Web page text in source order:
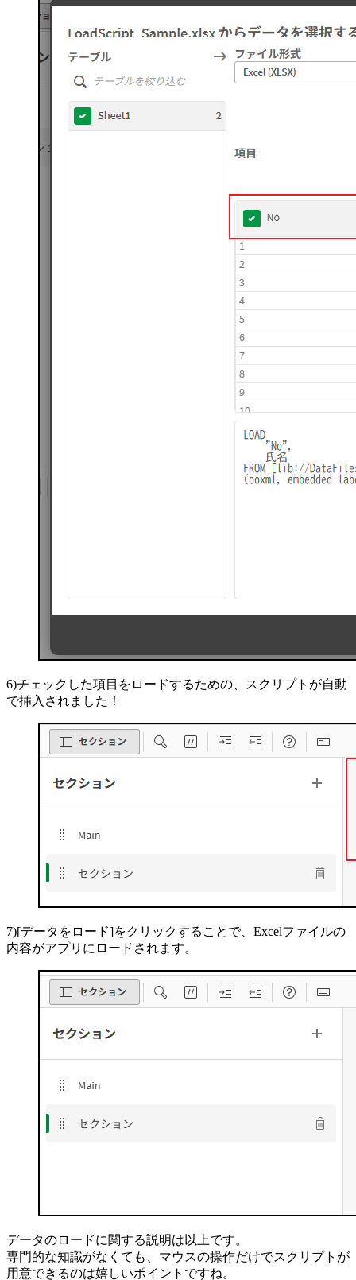
6)チェックした項目をロードするための、スクリプトが自動
で挿入されました！
7)[データをロード]をクリックすることで、Excelファイルの
内容がアプリにロードされます。
データのロードに関する説明は以上です。
専門的な知識がなくても、マウスの操作だけでスクリプトが
用意できるのは嬉しいポイントですね。